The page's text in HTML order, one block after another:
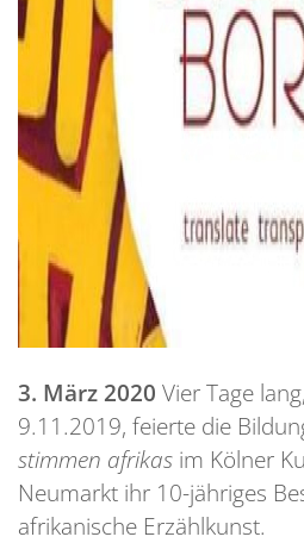
3. März 2020 Vier Tage
9.11.2019, feierte die
stimmen afrikas im Kölner
Neumarkt ihr 10-jähriges
afrikanische Erzählkunst.